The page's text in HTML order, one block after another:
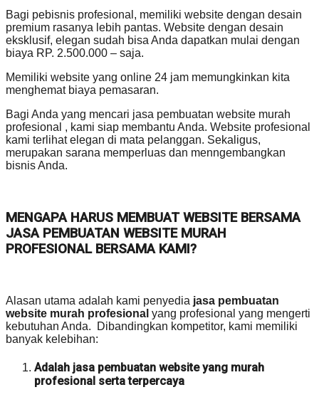
Bagi pebisnis profesional, memiliki website dengan desain
premium rasanya lebih pantas. Website dengan desain
eksklusif, elegan sudah bisa Anda dapatkan mulai dengan
biaya RP. 2.500.000 – saja.
Memiliki website yang online 24 jam memungkinkan kita
menghemat biaya pemasaran.
Bagi Anda yang mencari jasa pembuatan website murah
profesional , kami siap membantu Anda. Website profesional
kami terlihat elegan di mata pelanggan. Sekaligus,
merupakan sarana memperluas dan menngembangkan
bisnis Anda.
MENGAPA HARUS MEMBUAT WEBSITE BERSAMA
JASA PEMBUATAN WEBSITE MURAH
PROFESIONAL BERSAMA KAMI?
Alasan utama adalah kami penyedia jasa pembuatan
website murah profesional yang profesional yang mengerti
kebutuhan Anda. Dibandingkan kompetitor, kami memiliki
banyak kelebihan:
Adalah jasa pembuatan website yang murah
profesional serta terpercaya